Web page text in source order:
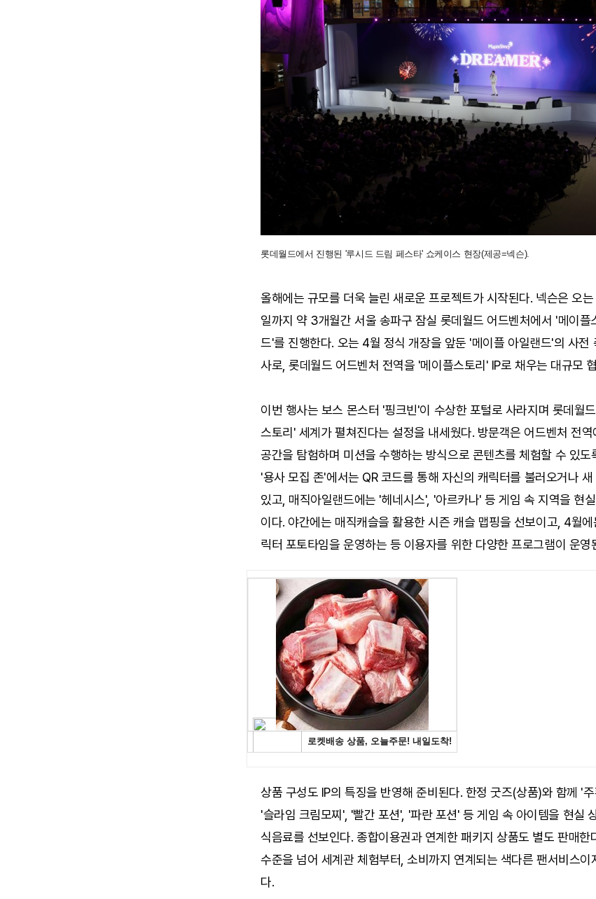
롯데월드에서 진행된 '루시드 드림 페스타' 쇼케이스 현장(제공=넥슨).
올해에는 규모를 더욱 늘린 새로운 프로젝트가 시작된다. 넥슨은 오
일까지 약 3개월간 서울 송파구 잠실 롯데월드 어드벤처에서 '메이플
드'를 진행한다. 오는 4월 정식 개장을 앞둔 '메이플 아일랜드'의 사전
사로, 롯데월드 어드벤처 전역을 '메이플스토리' IP로 채우는 대규모
이번 행사는 보스 몬스터 '핑크빈'이 수상한 포털로 사라지며 롯데월
스토리' 세계가 펼쳐진다는 설정을 내세웠다. 방문객은 어드벤처 전
공간을 탐험하며 미션을 수행하는 방식으로 콘텐츠를 체험할 수 있도
'용사 모집 존'에서는 QR 코드를 통해 자신의 캐릭터를 불러오거나
있고, 매직아일랜드에는 '헤네시스', '아르카나' 등 게임 속 지역을 현
이다. 야간에는 매직캐슬을 활용한 시즌 캐슬 맵핑을 선보이고, 4월
릭터 포토타임을 운영하는 등 이용자를 위한 다양한 프로그램이 운영
상품 구성도 IP의 특징을 반영해 준비된다. 한정 굿즈(상품)와 함께 '주
'슬라임 크림모찌', '빨간 포션', '파란 포션' 등 게임 속 아이템을 현실
식음료를 선보인다. 종합이용권과 연계한 패키지 상품도 별도 판매한
수준을 넘어 세계관 체험부터, 소비까지 연계되는 색다른 팬서비스이
다.